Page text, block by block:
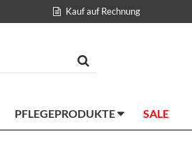
Kauf auf Rechnung
PFLEGEPRODUKTE SALE